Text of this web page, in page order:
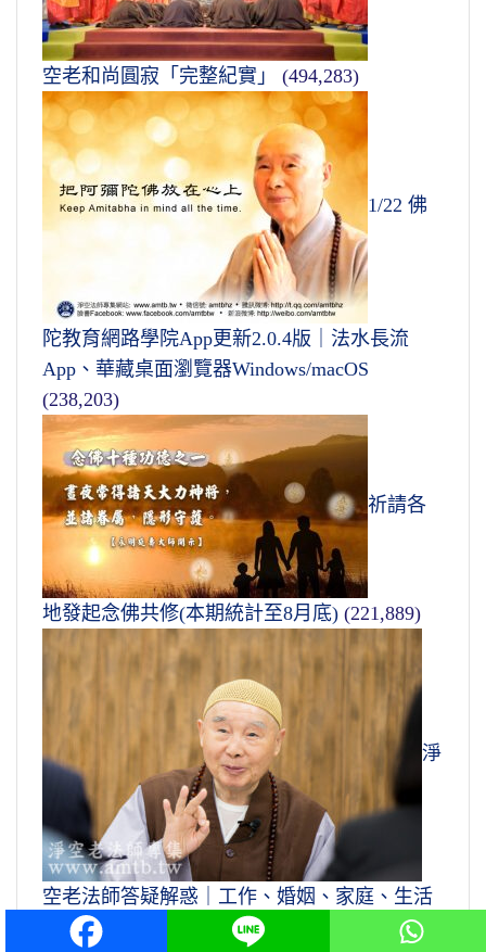
空老和尚圓寂「完整紀實」 (494,283)
1/22 佛
陀教育網路學院App更新2.0.4版｜法水長流
App、華藏桌面瀏覽器Windows/macOS
(238,203)
祈請各
地發起念佛共修(本期統計至8月底) (221,889)
淨
空老法師答疑解惑｜工作、婚姻、家庭、生活
(89,428)